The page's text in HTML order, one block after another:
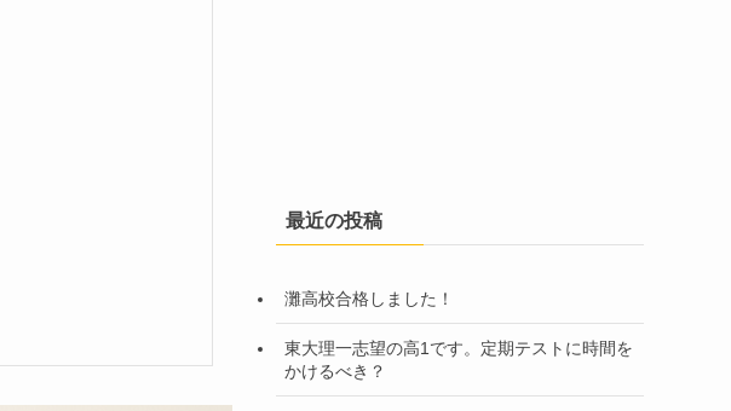
最近の投稿
灘高校合格しました！
東大理一志望の高1です。定期テストに時間を
かけるべき？